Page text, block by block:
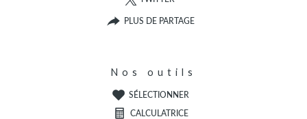
PLUS DE PARTAGE
Nos outils
SÉLECTIONNER
CALCULATRICE